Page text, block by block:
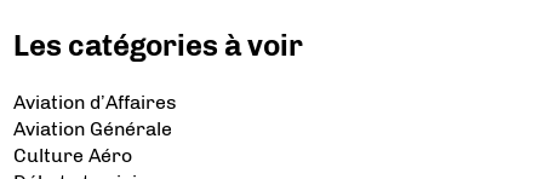
Les catégories à voir
Aviation d’Affaires
Aviation Générale
Culture Aéro